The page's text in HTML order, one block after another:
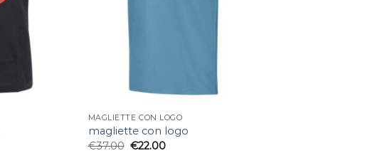
MAGLIETTE CON LOGO
magliette con logo
€37.00 €22.00